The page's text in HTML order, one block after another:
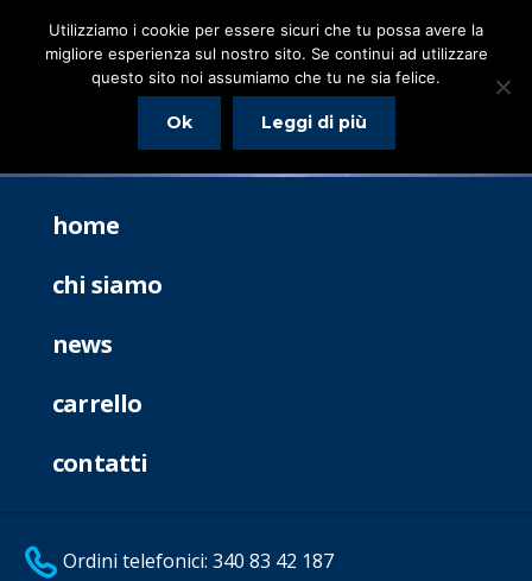
home
chi siamo
news
carrello
contatti
Ordini telefonici: 340 83 42 187
Utilizziamo i cookie per essere sicuri che tu possa avere la
migliore esperienza sul nostro sito. Se continui ad utilizzare
questo sito noi assumiamo che tu ne sia felice.
Ok Leggi di più